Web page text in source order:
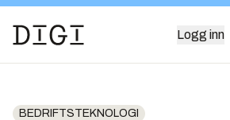
Logg inn
BEDRIFTSTEKNOLOGI